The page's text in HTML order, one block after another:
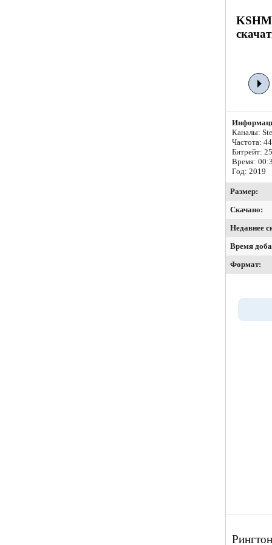
Каналы:
Частота:
Битрейт:
Время:
Год: 2019
Размер:
Скачано:
Недавнее
Время
Формат: